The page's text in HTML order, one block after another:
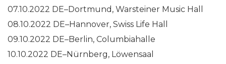
07.10.2022 DE–Dortmund, Warsteiner Music Hall
08.10.2022 DE–Hannover, Swiss Life Hall
09.10.2022 DE–Berlin, Columbiahalle
10.10.2022 DE–Nürnberg, Löwensaal